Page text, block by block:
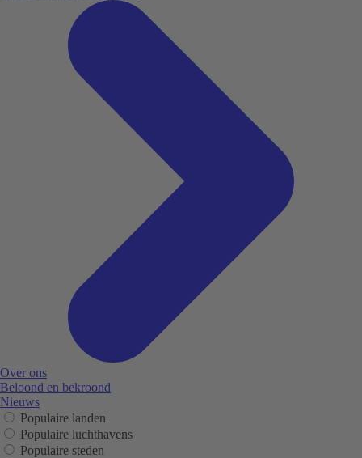
Over ons
Beloond en bekroond
Nieuws
Populaire landen
Populaire luchthavens
Populaire steden